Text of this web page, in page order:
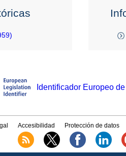
Identificador Europeo
Accesibilidad Protección de datos